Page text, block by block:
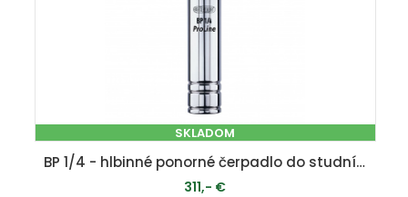
SKLADOM
BP 1/4 - hlbinné ponorné čerpadlo do studní a vrtov
311,- €